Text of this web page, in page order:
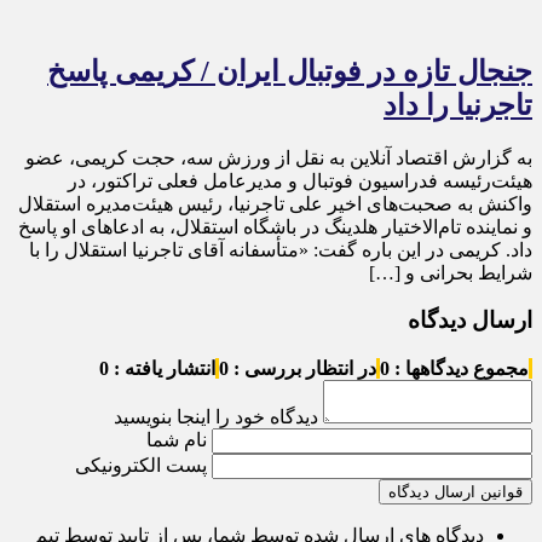
جنجال تازه در فوتبال ایران / کریمی پاسخ
تاجرنیا را داد
به گزارش اقتصاد آنلاین به نقل از ورزش سه، حجت کریمی، عضو
هیئت‌رئیسه فدراسیون فوتبال و مدیرعامل فعلی تراکتور، در
واکنش به صحبت‌های اخیر علی تاجرنیا، رئیس هیئت‌مدیره استقلال
و نماینده تام‌الاختیار هلدینگ در باشگاه استقلال، به ادعا‌های او پاسخ
داد. کریمی در این باره گفت: «متأسفانه آقای تاجرنیا استقلال را با
شرایط بحرانی و […]
ارسال دیدگاه
مجموع دیدگاهها : 0 در انتظار بررسی : 0 انتشار یافته : 0
دیدگاه خود را اینجا بنویسید
نام شما
پست الکترونیکی
قوانین ارسال دیدگاه
دیدگاه های ارسال شده توسط شما، پس از تایید توسط تیم